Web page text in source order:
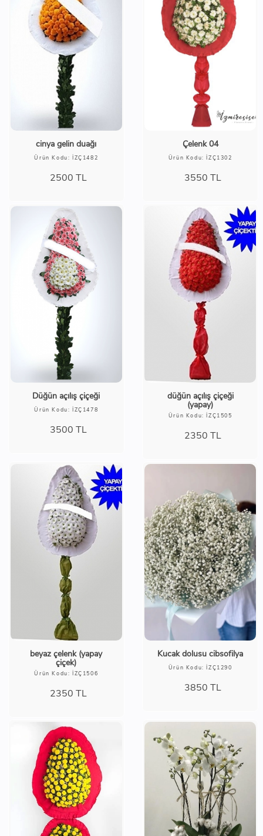
cinya gelin duağı
Ürün Kodu: İZÇ1482
2500 TL
Çelenk 04
Ürün Kodu: İZÇ1302
3550 TL
Düğün açılış çiçeği
Ürün Kodu: İZÇ1478
3500 TL
düğün açılış çiçeği
(yapay)
Ürün Kodu: İZÇ1505
2350 TL
beyaz çelenk (yapay
çiçek)
Ürün Kodu: İZÇ1506
2350 TL
Kucak dolusu cibsofilya
Ürün Kodu: İZÇ1290
3850 TL